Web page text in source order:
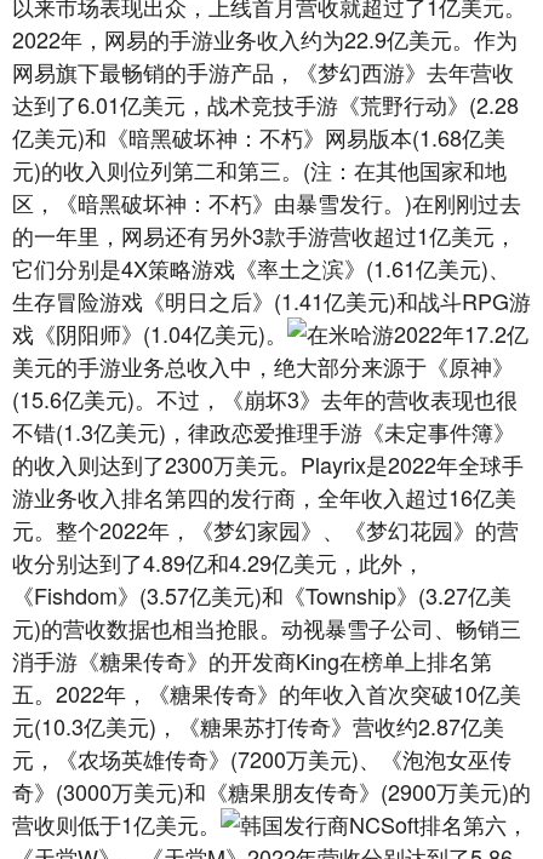
2022年，网易的手游业务收入约为22.9亿美元。作为
网易旗下最畅销的手游产品，《梦幻西游》去年营收
达到了6.01亿美元，战术竞技手游《荒野行动》(2.28
亿美元)和《暗黑破坏神：不朽》网易版本(1.68亿美
元)的收入则位列第二和第三。(注：在其他国家和地
区，《暗黑破坏神：不朽》由暴雪发行。)在刚刚过去
的一年里，网易还有另外3款手游营收超过1亿美元，
它们分别是4X策略游戏《率土之滨》(1.61亿美元)、
生存冒险游戏《明日之后》(1.41亿美元)和战斗RPG游
戏《阴阳师》(1.04亿美元)。
在米哈游2022年17.2亿
美元的手游业务总收入中，绝大部分来源于《原神》
(15.6亿美元)。不过，《崩坏3》去年的营收表现也很
不错(1.3亿美元)，律政恋爱推理手游《未定事件簿》
的收入则达到了2300万美元。Playrix是2022年全球手
游业务收入排名第四的发行商，全年收入超过16亿美
元。整个2022年，《梦幻家园》、《梦幻花园》的营
收分别达到了4.89亿和4.29亿美元，此外，
《Fishdom》(3.57亿美元)和《Township》(3.27亿美
元)的营收数据也相当抢眼。动视暴雪子公司、畅销三
消手游《糖果传奇》的开发商King在榜单上排名第
五。2022年，《糖果传奇》的年收入首次突破10亿美
元(10.3亿美元)，《糖果苏打传奇》营收约2.87亿美
元，《农场英雄传奇》(7200万美元)、《泡泡女巫传
奇》(3000万美元)和《糖果朋友传奇》(2900万美元)的
营收则低于1亿美元。
韩国发行商NCSoft排名第六，